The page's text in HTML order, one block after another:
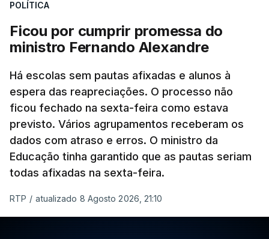
POLÍTICA
Ficou por cumprir promessa do
ministro Fernando Alexandre
Há escolas sem pautas afixadas e alunos à
espera das reapreciações. O processo não
ficou fechado na sexta-feira como estava
previsto. Vários agrupamentos receberam os
dados com atraso e erros. O ministro da
Educação tinha garantido que as pautas seriam
todas afixadas na sexta-feira.
RTP / atualizado 8 Agosto 2026, 21:10